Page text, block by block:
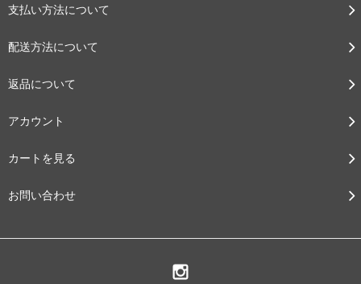
支払い方法について
配送方法について
返品について
アカウント
カートを見る
お問い合わせ